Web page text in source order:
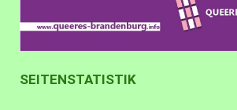
SEITENSTATISTIK